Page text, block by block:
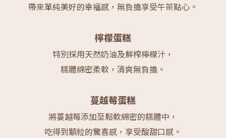
帶來單純美好的幸福感，無負擔享受午茶點心。
檸檬蛋糕
特別採用天然奶油及鮮榨檸檬汁，
糕體綿密柔軟，清爽無負擔。
蔓越莓蛋糕
將蔓越莓添加至鬆軟綿密的糕體中，
吃得到顆粒的驚喜感，享受酸甜口感。